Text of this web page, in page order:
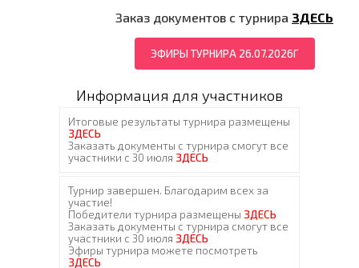
Заказ документов с турнира ЗДЕСЬ
ЭФИРЫ ТУРНИРА 26.07.2026Г
Информация для участников